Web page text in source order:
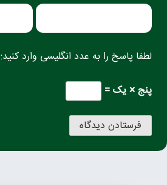
لطفا پاسخ را به عدد انگلیسی وارد کنید:
پنج × یک =